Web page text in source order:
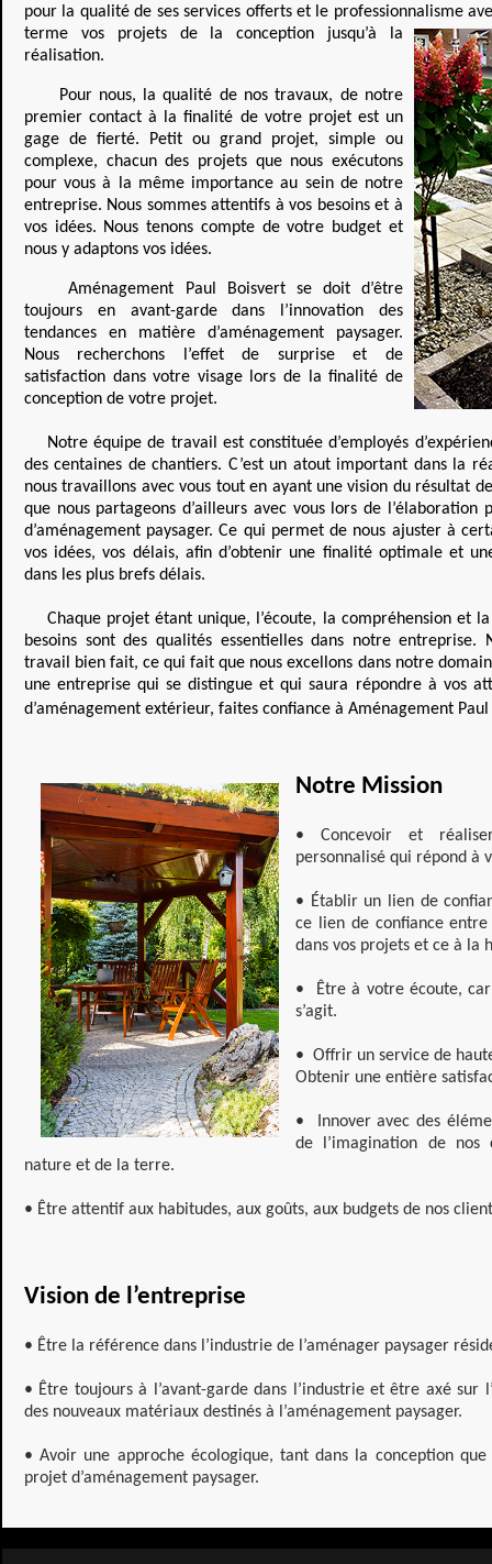
pour la qualité de ses services offerts et le professionnalisme
terme vos projets de la conception jusqu’à la
réalisation.
Pour nous, la qualité de nos travaux, de notre
premier contact à la finalité de votre projet est un
gage de fierté. Petit ou grand projet, simple ou
complexe, chacun des projets que nous exécutons
pour vous à la même importance au sein de notre
entreprise. Nous sommes attentifs à vos besoins et à
vos idées. Nous tenons compte de votre budget et
nous y adaptons vos idées.
Aménagement Paul Boisvert se doit d’être
toujours en avant-garde dans l’innovation des
tendances en matière d’aménagement paysager.
Nous recherchons l’effet de surprise et de
satisfaction dans votre visage lors de la finalité de
conception de votre projet.
Notre équipe de travail est constituée d’employés
des centaines de chantiers. C’est un atout important dans la
nous travaillons avec vous tout en ayant une vision du résultat
que nous partageons d’ailleurs avec vous lors de l’élaboration
d’aménagement paysager. Ce qui permet de nous ajuster à
vos idées, vos délais, afin d’obtenir une finalité optimale et
dans les plus brefs délais.
Chaque projet étant unique, l’écoute, la compréhension et
besoins sont des qualités essentielles dans notre entreprise.
travail bien fait, ce qui fait que nous excellons dans notre
une entreprise qui se distingue et qui saura répondre à vos
d’aménagement extérieur, faites confiance à Aménagement
Notre Mission
• Concevoir et
personnalisé qui répond à
• Établir un lien de
ce lien de confiance entre
dans vos projets et ce à la
• Être à votre écoute,
s’agit.
• Offrir un service de
Obtenir une entière
• Innover avec des
de l’imagination de nos
nature et de la terre.
• Être attentif aux habitudes, aux goûts, aux budgets de nos
Vision de l’entreprise
• Être la référence dans l’industrie de l’aménager paysager
• Être toujours à l’avant-garde dans l’industrie et être axé sur
des nouveaux matériaux destinés à l’aménagement paysager.
• Avoir une approche écologique, tant dans la conception
projet d’aménagement paysager.